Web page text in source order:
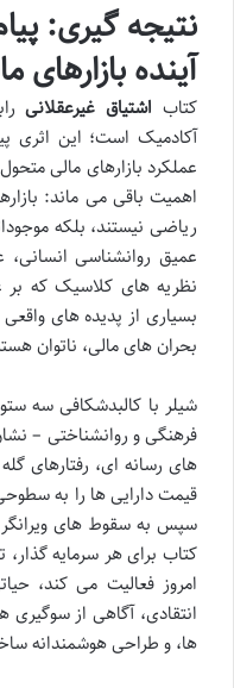
نتیجه گیری:
آینده بازارهای
کتاب اشتیاق غیرعقلانی
آکادمیک است؛ این اثری
عملکرد بازارهای مالی
اهمیت باقی می ماند:
ریاضی نیستند، بلکه
عمیق روانشناسی انسانی،
نظریه های کلاسیک که بر
بسیاری از پدیده های واقعی
بحران های مالی، ناتوان
شیلر با کالبدشکافی سه
فرهنگی و روانشناختی –
های رسانه ای، رفتارهای
قیمت دارایی ها را به
سپس به سقوط های
کتاب برای هر سرمایه
امروز فعالیت می کند،
انتقادی، آگاهی از
ها، و طراحی هوشمندانه